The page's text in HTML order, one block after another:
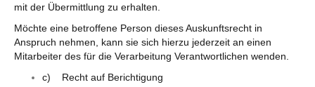
mit der Übermittlung zu erhalten.
Möchte eine betroffene Person dieses Auskunftsrecht in
Anspruch nehmen, kann sie sich hierzu jederzeit an einen
Mitarbeiter des für die Verarbeitung Verantwortlichen wenden.
c) Recht auf Berichtigung